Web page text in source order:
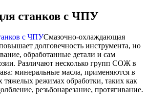
станков с ЧПУ
Смазочно-охлаждающая
долговечность инструмента, но
обработанные детали и сам
Различают несколько групп СОЖ в
минеральные масла, применяются в
режимах обработки, таких как
резьбонарезание, протягивание.